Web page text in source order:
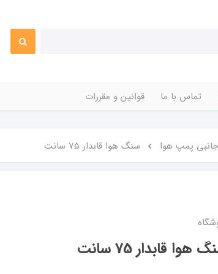
تماس با ما قوانین و مقررات
پمپ هوا سنگ هوا قابدار 75 سانت
هوا قابدار 75 سانت